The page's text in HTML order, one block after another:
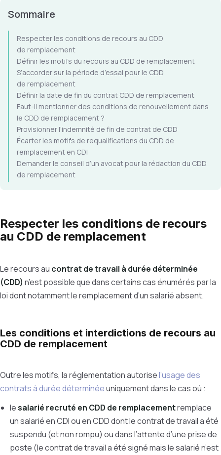
Sommaire
Respecter les conditions de recours au CDD
de remplacement
Définir les motifs du recours au CDD de remplacement
S’accorder sur la période d’essai pour le CDD
de remplacement
Définir la date de fin du contrat CDD de remplacement
Faut-il mentionner des conditions de renouvellement dans
le CDD de remplacement ?
Provisionner l’indemnité de fin de contrat de CDD
Écarter les motifs de requalifications du CDD de
remplacement en CDI
Demander le conseil d’un avocat pour la rédaction du CDD
de remplacement
Respecter les conditions de recours
au CDD de remplacement
Le recours au contrat de travail à durée déterminée
(CDD) n’est possible que dans certains cas énumérés par la
loi dont notamment le remplacement d’un salarié absent.
Les conditions et interdictions de recours au
CDD de remplacement
Outre les motifs, la réglementation autorisel’usage des
contrats à durée déterminéeuniquement dans le cas où :
lesalarié recruté en CDD de remplacementremplace
un salarié en CDI ou en CDD dont le contrat de travail a été
suspendu (et non rompu) ou dans l’attente d’une prise de
poste (le contrat de travail a été signé mais le salarié n’est